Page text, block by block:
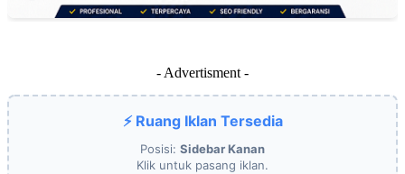
- Advertisment -
⚡ Ruang Iklan Tersedia
Posisi: Sidebar Kanan
Klik untuk pasang iklan.